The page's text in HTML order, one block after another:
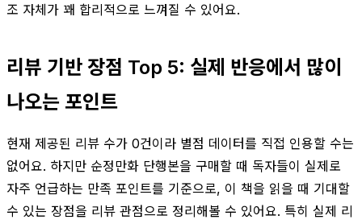
조 자체가 꽤 합리적으로 느껴질 수 있어요.
리뷰 기반 장점 Top 5: 실제 반응에서 많이
나오는 포인트
현재 제공된 리뷰 수가 0건이라 별점 데이터를 직접 인용할 수는
없어요. 하지만 순정만화 단행본을 구매할 때 독자들이 실제로
자주 언급하는 만족 포인트를 기준으로, 이 책을 읽을 때 기대할
수 있는 장점을 리뷰 관점으로 정리해볼 수 있어요. 특히 실제 리